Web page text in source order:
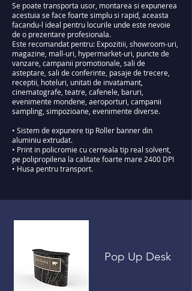
Se poate transporta usor, montarea si expunerea
acestuia se face foarte simplu si rapid, aceasta
facandu-l ideal pentru locurile unde este nevoie
de o prezentare profesionala.
Este recomandat pentru: Expozitiii, showroom-uri,
magazine, mall-uri, hypermarket-uri, puncte de
vanzare, campanii promotionale, sali de
asteptare, sali de conferinte, pasaje de trecere,
receptii, hoteluri, unitati de invatamant,
cinematografe, teatre, cafenele, baruri,
evenimente mondene, aeroporturi, campanii
sampling, simpozioane, evenimente diverse.
• Sistem de expunere tip Roller banner din
aluminiu extrudat.
• Print in policromie cu cerneala tip real solvent,
pe polipropilena la calitate foarte mare 2400 DPI
• Husa pentru transport.
Pop Up Desk